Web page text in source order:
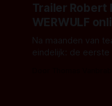
Trailer Robert
WERWULF
Na maanden van
eindelijk: de eerste